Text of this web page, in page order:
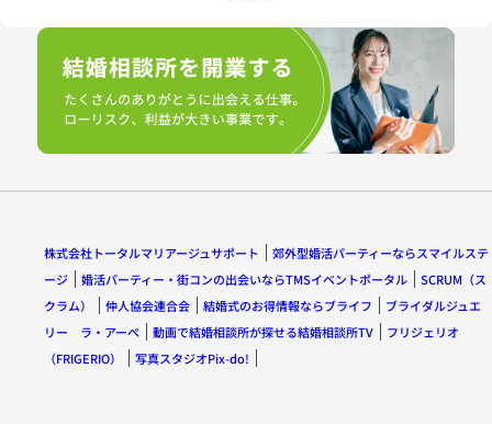
株式会社トータルマリアージュサポート
郊外型婚活パーティーならスマイルステ
ージ
婚活パーティー・街コンの出会いならTMSイベントポータル
SCRUM（ス
クラム）
仲人協会連合会 結婚式のお得情報ならブライフ
ブライダルジュエ
リー ラ・アーペ
動画で結婚相談所が探せる結婚相談所TV
フリジェリオ
（FRIGERIO）
写真スタジオPix-do!